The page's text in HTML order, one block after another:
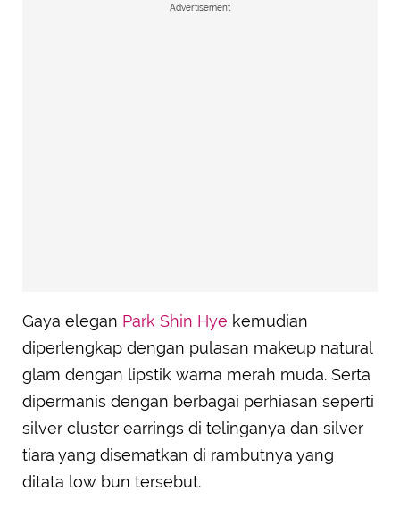
Advertisement
Gaya elegan Park Shin Hye kemudian
diperlengkap dengan pulasan makeup natural
glam dengan lipstik warna merah muda. Serta
dipermanis dengan berbagai perhiasan seperti
silver cluster earrings di telinganya dan silver
tiara yang disematkan di rambutnya yang
ditata low bun tersebut.